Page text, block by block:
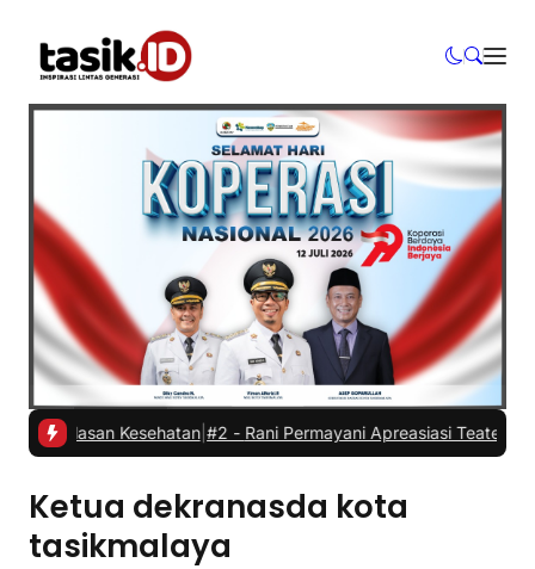
alasan Kesehatan|#2 -Rani Permayani Apreasiasi Teater Gawe
Ketua dekranasda kota
tasikmalaya